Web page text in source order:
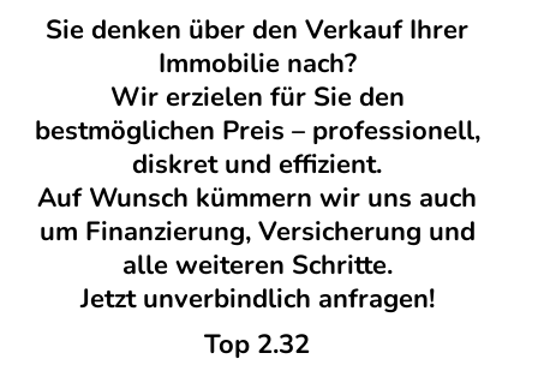
Sie denken über den Verkauf Ihrer
Immobilie nach?
Wir erzielen für Sie den
bestmöglichen Preis – professionell,
diskret und effizient.
Auf Wunsch kümmern wir uns auch
um Finanzierung, Versicherung und
alle weiteren Schritte.
Jetzt unverbindlich anfragen!
Top 2.32